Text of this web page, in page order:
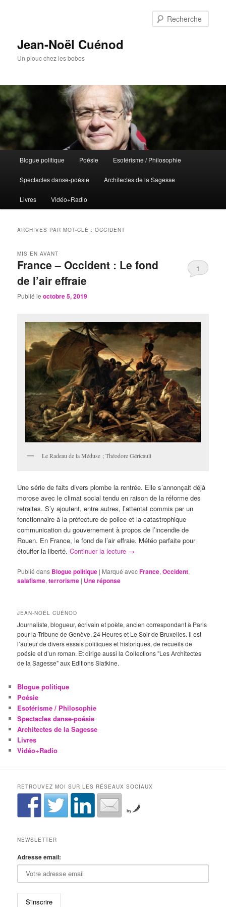
Jean-Noël Cuénod
Un plouc chez les bobos
Aller
au
contenu
principal
Aller
au
contenu
secondaire
Blogue politique Poésie Esotérisme / Philosophie
Spectacles danse-poésie Architectes de la Sagesse
Livres Vidéo+Radio
ARCHIVES PAR MOT-CLÉ :OCCIDENT
France – Occident : Le fond
de l’air effraie
MIS EN AVANT
Publié leoctobre 5, 2019
1
Le Radeau de la Méduse ; Théodore Géricault
Une série de faits divers plombe la rentrée. Elle s’annonçait déjà
morose avec le climat social tendu en raison de la réforme des
retraites. S’y ajoutent, entre autres, l’attentat commis par un
fonctionnaire à la préfecture de police et la catastrophique
communication du gouvernement à propos de l’incendie de
Rouen. En France, le fond de l’air effraie. Météo parfaite pour
étouffer la liberté.Continuer la lecture →
Publié dans Blogue politique | Marqué avecFrance,Occident,
salafisme,terrorisme | Uneréponse
JEAN-NOËL CUÉNOD
Journaliste, blogueur, écrivain et poète, ancien correspondant à Paris
pour la Tribune de Genève, 24 Heures et Le Soir de Bruxelles. Il est
l’auteur de divers essais politiques et historiques, de recueils de
poésie et d’un roman. Et dirige aussi la Collections "Les Architectes
de la Sagesse" aux Editions Slatkine.
Blogue politique
Poésie
Esotérisme / Philosophie
Spectacles danse-poésie
Architectes de la Sagesse
Livres
Vidéo+Radio
RETROUVEZ MOI SUR LES RÉSEAUX SOCIAUX
by
NEWSLETTER
Adresse email: